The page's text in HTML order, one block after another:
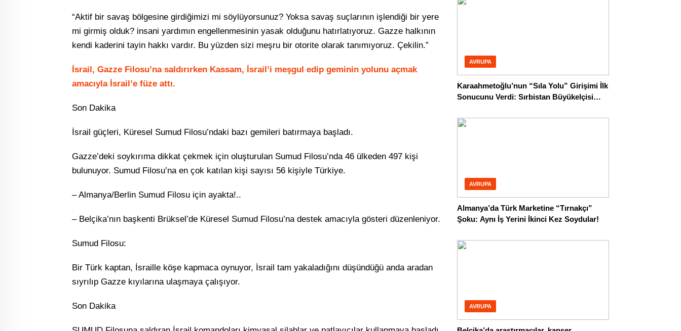
“Aktif bir savaş bölgesine girdiğimizi mi söylüyorsunuz? Yoksa savaş suçlarının işlendiği bir yere
mi girmiş olduk? insani yardımın engellenmesinin yasak olduğunu hatırlatıyoruz. Gazze halkının
kendi kaderini tayin hakkı vardır. Bu yüzden sizi meşru bir otorite olarak tanımıyoruz. Çekilin.”
İsrail, Gazze Filosu’na saldırırken Kassam, İsrail’i meşgul edip geminin yolunu açmak
amacıyla İsrail’e füze attı.
Son Dakika
İsrail güçleri, Küresel Sumud Filosu’ndaki bazı gemileri batırmaya başladı.
Gazze’deki soykırıma dikkat çekmek için oluşturulan Sumud Filosu’nda 46 ülkeden 497 kişi
bulunuyor. Sumud Filosu’na en çok katılan kişi sayısı 56 kişiyle Türkiye.
– Almanya/Berlin Sumud Filosu için ayakta!..
– Belçika’nın başkenti Brüksel’de Küresel Sumud Filosu’na destek amacıyla gösteri düzenleniyor.
Sumud Filosu:
Bir Türk kaptan, İsraille köşe kapmaca oynuyor, İsrail tam yakaladığını düşündüğü anda aradan
sıyrılıp Gazze kıyılarına ulaşmaya çalışıyor.
Son Dakika
AVRUPA
Karaahmetoğlu’nun “Sıla Yolu” Girişimi İlk
Sonucunu Verdi: Sırbistan Büyükelçisi
AVRUPA
Almanya’da Türk Marketine “Tırnakçı”
Şoku: Aynı İş Yerini İkinci Kez Soydular!
AVRUPA